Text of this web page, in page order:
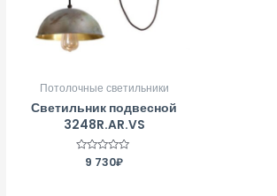
Потолочные светильники
Светильник подвесной
3248R.AR.VS
Оценка
9 730₽